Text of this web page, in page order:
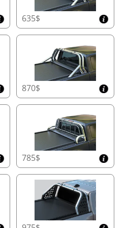
manuelle entièrement
d'une minute en cas de
garantit une utilisation
les pièces de rechange,
et les inconvénients.
Tessera Roll+ offre une
grâce à son système de
Le mécanisme de
utiliser avec une sangle
un fonctionnement fluide
météorologiques, du
intense.
avec Détection d'Obstacles
le plus avec des
dans la lame
aux systèmes
détectent
offrant une
les enfants, les animaux
délicates.
635$
870$
785$